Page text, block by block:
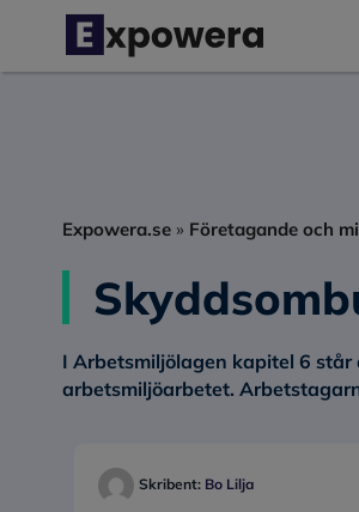
innehåll
Expowera.se » Företagande och
I Arbetsmiljölagen kapitel 6
arbetsmiljöarbetet.
Skribent: Bo Lilja